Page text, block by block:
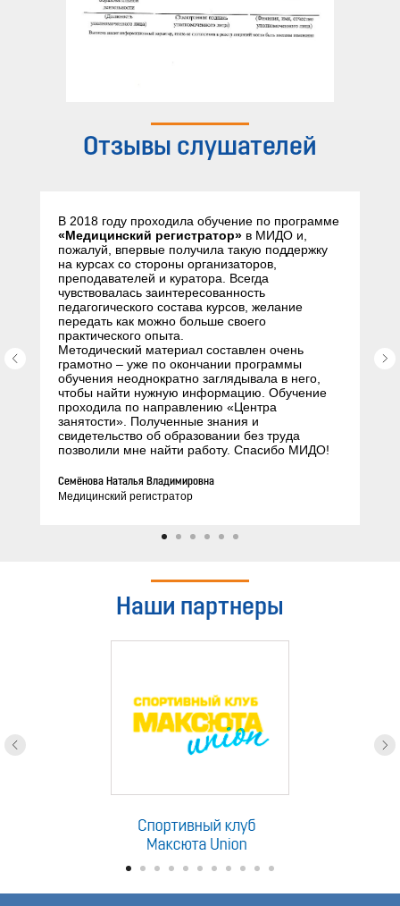
Отзывы слушателей
В 2018 году проходила обучение по программе
«Медицинский регистратор» в МИДО и,
пожалуй, впервые получила такую поддержку
на курсах со стороны организаторов,
преподавателей и куратора. Всегда
чувствовалась заинтересованность
педагогического состава курсов, желание
передать как можно больше своего
практического опыта.
Методический материал составлен очень
грамотно – уже по окончании программы
обучения неоднократно заглядывала в него,
чтобы найти нужную информацию. Обучение
проходила по направлению «Центра
занятости». Полученные знания и
свидетельство об образовании без труда
позволили мне найти работу. Спасибо МИДО!
Семёнова Наталья Владимировна
Медицинский регистратор
Наши партнеры